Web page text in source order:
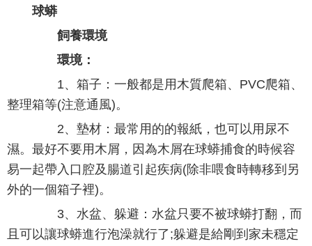
球蟒
飼養環境
環境：
1、箱子：一般都是用木質爬箱、PVC爬箱、
整理箱等(注意通風)。
2、墊材：最常用的的報紙，也可以用尿不
濕。最好不要用木屑，因為木屑在球蟒捕食的時候容
易一起帶入口腔及腸道引起疾病(除非喂食時轉移到另
外的一個箱子裡)。
3、水盆、躲避：水盆只要不被球蟒打翻，而
且可以讓球蟒進行泡澡就行了;躲避是給剛到家未穩定